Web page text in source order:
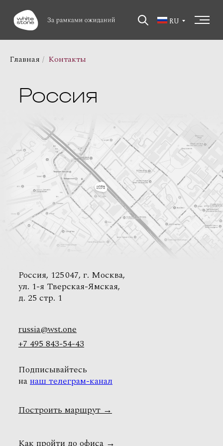
RU
Главная / Контакты
Россия
Построить маршрут→
+7 495 843-54-43
russia@wst.one
Подписывайтесь
нанаш телеграм-канал
Россия, 125 047, г. Москва,
ул. 1-я Тверская-Ямская,
д. 25 стр. 1